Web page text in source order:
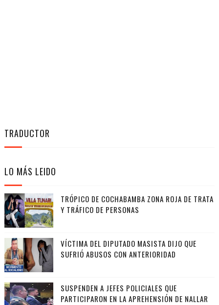
TRADUCTOR
LO MÁS LEIDO
TRÓPICO DE COCHABAMBA ZONA ROJA DE TRATA
Y TRÁFICO DE PERSONAS
VÍCTIMA DEL DIPUTADO MASISTA DIJO QUE
SUFRIÓ ABUSOS CON ANTERIORIDAD
SUSPENDEN A JEFES POLICIALES QUE
PARTICIPARON EN LA APREHENSIÓN DE NALLAR